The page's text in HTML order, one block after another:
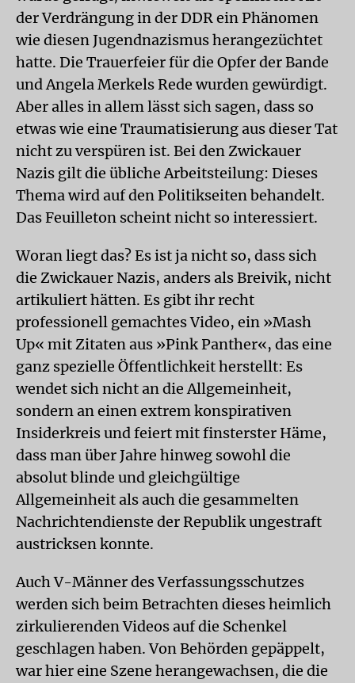
der Verdrängung in der DDR ein Phänomen
wie diesen Jugendnazismus herangezüchtet
hatte. Die Trauerfeier für die Opfer der Bande
und Angela Merkels Rede wurden gewürdigt.
Aber alles in allem lässt sich sagen, dass so
etwas wie eine Traumatisierung aus dieser Tat
nicht zu verspüren ist. Bei den Zwickauer
Nazis gilt die übliche Arbeitsteilung: Dieses
Thema wird auf den Politikseiten behandelt.
Das Feuilleton scheint nicht so interessiert.
Woran liegt das? Es ist ja nicht so, dass sich
die Zwickauer Nazis, anders als Breivik, nicht
artikuliert hätten. Es gibt ihr recht
professionell gemachtes Video, ein »Mash
Up« mit Zitaten aus »Pink Panther«, das eine
ganz spezielle Öffentlichkeit herstellt: Es
wendet sich nicht an die Allgemeinheit,
sondern an einen extrem konspirativen
Insiderkreis und feiert mit finsterster Häme,
dass man über Jahre hinweg sowohl die
absolut blinde und gleichgültige
Allgemeinheit als auch die gesammelten
Nachrichtendienste der Republik ungestraft
austricksen konnte.
Auch V-Männer des Verfassungsschutzes
werden sich beim Betrachten dieses heimlich
zirkulierenden Videos auf die Schenkel
geschlagen haben. Von Behörden gepäppelt,
war hier eine Szene herangewachsen, die die